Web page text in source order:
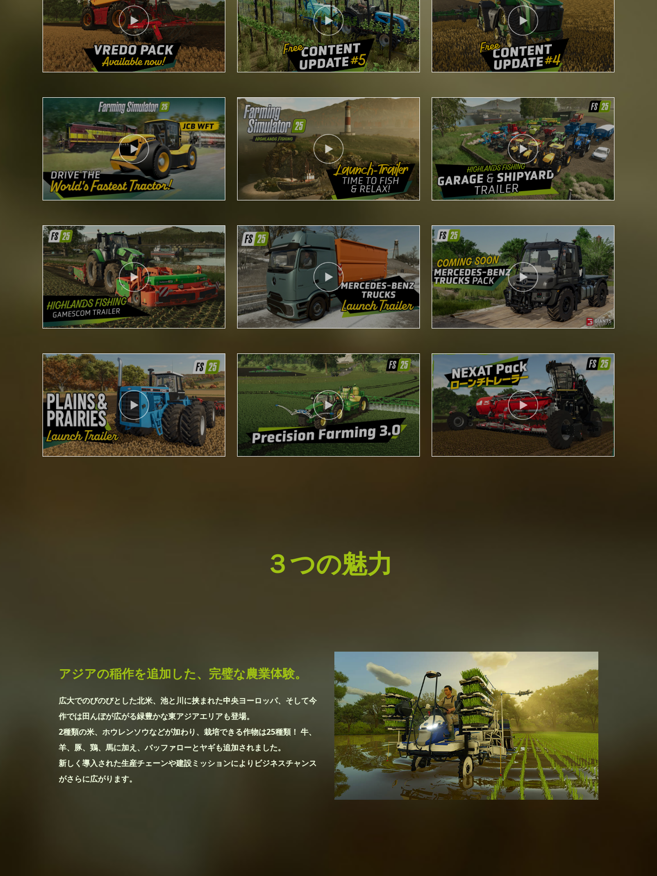
３つの魅力
アジアの稲作を追加した、完璧な農業体験。
広大でのびのびとした北米、池と川に挟まれた中央ヨーロッパ、そして今
作では田んぼが広がる緑豊かな東アジアエリアも登場。
2種類の米、ホウレンソウなどが加わり、栽培できる作物は25種類！ 牛、
羊、豚、鶏、馬に加え、バッファローとヤギも追加されました。
新しく導入された生産チェーンや建設ミッションによりビジネスチャンス
がさらに広がります。